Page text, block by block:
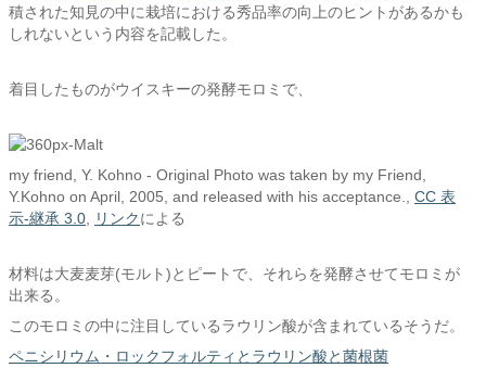
積された知見の中に栽培における秀品率の向上のヒントがあるかも
しれないという内容を記載した。
着目したものがウイスキーの発酵モロミで、
my friend, Y. Kohno - Original Photo was taken by my Friend,
Y.Kohno on April, 2005, and released with his acceptance., CC 表
示-継承 3.0
リンクによる
材料は大麦麦芽(モルト)とピートで、それらを発酵させてモロミが
出来る。
このモロミの中に注目しているラウリン酸が含まれているそうだ。
ペニシリウム・ロックフォルティとラウリン酸と菌根菌